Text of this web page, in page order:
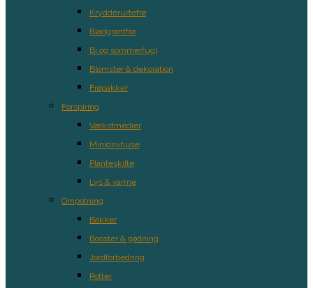
Krydderurtefrø
Bladgrøntfrø
Bi og sommerfugl
Blomster & dekoration
Frøpakker
Forspiring
Vækstmedier
Minidrivhuse
Planteskilte
Lys & varme
Ompotning
Bakker
Booster & gødning
Jordforbedring
Potter